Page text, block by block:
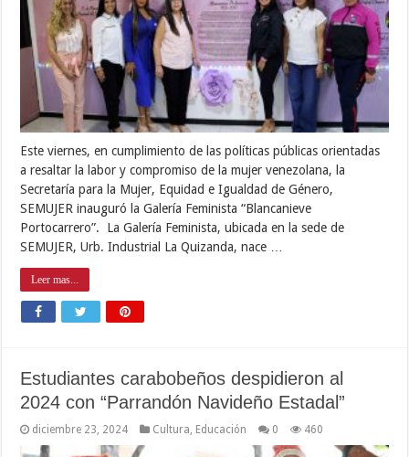
Este viernes, en cumplimiento de las políticas públicas orientadas
a resaltar la labor y compromiso de la mujer venezolana, la
Secretaría para la Mujer, Equidad e Igualdad de Género,
SEMUJER inauguró la Galería Feminista “Blancanieve
Portocarrero”. La Galería Feminista, ubicada en la sede de
SEMUJER, Urb. Industrial La Quizanda, nace …
Leer mas...
Estudiantes carabobeños despidieron al
2024 con “Parrandón Navideño Estadal”
diciembre 23, 2024 Cultura, Educación 0 460